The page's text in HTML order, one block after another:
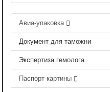
Авиа-упаковка
Документ для таможни
Экспертиза гемолога
Паспорт картины